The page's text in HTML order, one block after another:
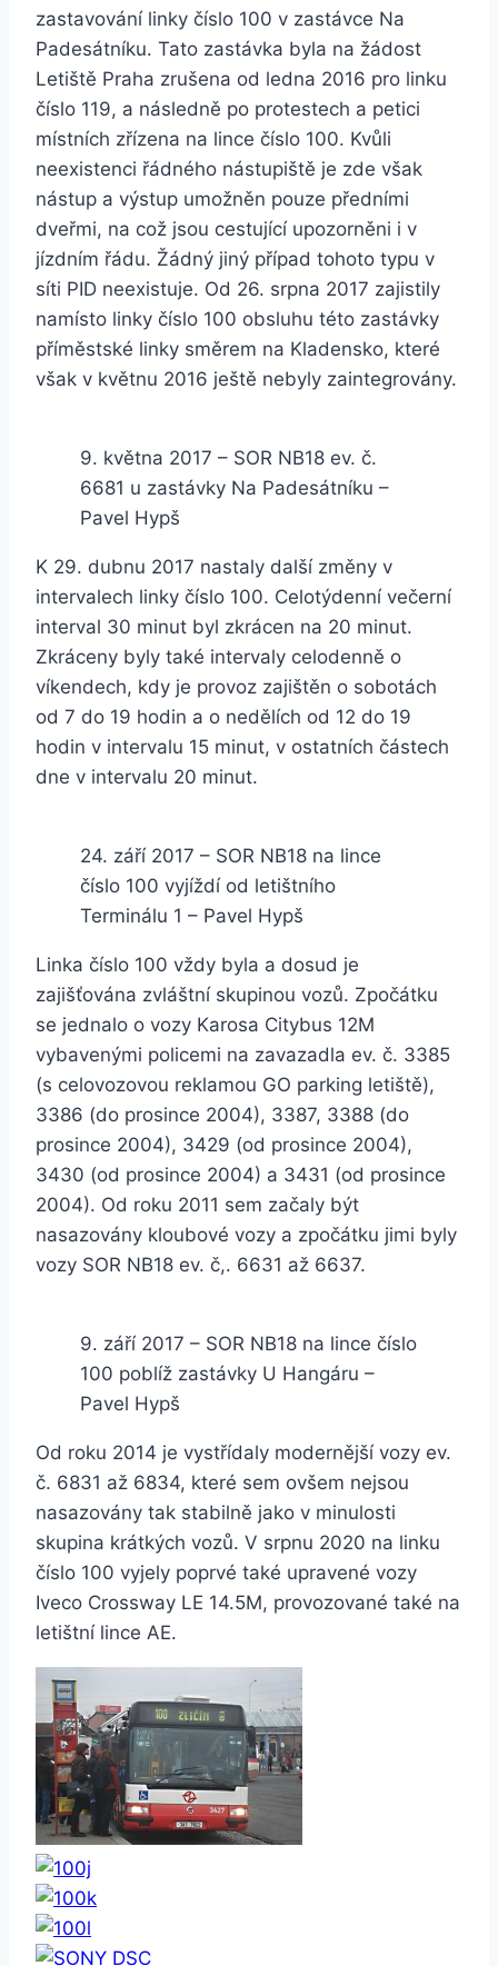
zastavování linky číslo 100 v zastávce Na
Padesátníku. Tato zastávka byla na žádost
Letiště Praha zrušena od ledna 2016 pro linku
číslo 119, a následně po protestech a petici
místních zřízena na lince číslo 100. Kvůli
neexistenci řádného nástupiště je zde však
nástup a výstup umožněn pouze předními
dveřmi, na což jsou cestující upozorněni i v
jízdním řádu. Žádný jiný případ tohoto typu v
síti PID neexistuje. Od 26. srpna 2017 zajistily
namísto linky číslo 100 obsluhu této zastávky
příměstské linky směrem na Kladensko, které
však v květnu 2016 ještě nebyly zaintegrovány.
9. května 2017 – SOR NB18 ev. č.
6681 u zastávky Na Padesátníku –
Pavel Hypš
K 29. dubnu 2017 nastaly další změny v
intervalech linky číslo 100. Celotýdenní večerní
interval 30 minut byl zkrácen na 20 minut.
Zkráceny byly také intervaly celodenně o
víkendech, kdy je provoz zajištěn o sobotách
od 7 do 19 hodin a o nedělích od 12 do 19
hodin v intervalu 15 minut, v ostatních částech
dne v intervalu 20 minut.
24. září 2017 – SOR NB18 na lince
číslo 100 vyjíždí od letištního
Terminálu 1 – Pavel Hypš
Linka číslo 100 vždy byla a dosud je
zajišťována zvláštní skupinou vozů. Zpočátku
se jednalo o vozy Karosa Citybus 12M
vybavenými policemi na zavazadla ev. č. 3385
(s celovozovou reklamou GO parking letiště),
3386 (do prosince 2004), 3387, 3388 (do
prosince 2004), 3429 (od prosince 2004),
3430 (od prosince 2004) a 3431 (od prosince
2004). Od roku 2011 sem začaly být
nasazovány kloubové vozy a zpočátku jimi byly
vozy SOR NB18 ev. č,. 6631 až 6637.
9. září 2017 – SOR NB18 na lince číslo
100 poblíž zastávky U Hangáru –
Pavel Hypš
Od roku 2014 je vystřídaly modernější vozy ev.
č. 6831 až 6834, které sem ovšem nejsou
nasazovány tak stabilně jako v minulosti
skupina krátkých vozů. V srpnu 2020 na linku
číslo 100 vyjely poprvé také upravené vozy
Iveco Crossway LE 14.5M, provozované také na
letištní lince AE.